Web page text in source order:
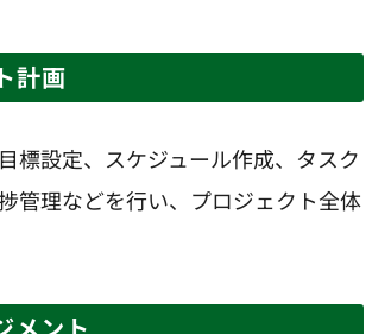
計画
標設定、スケジュール作成、タスク
管理などを行い、プロジェクト全体
メント